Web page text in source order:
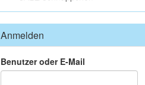
Anmelden
Benutzer oder E-Mail